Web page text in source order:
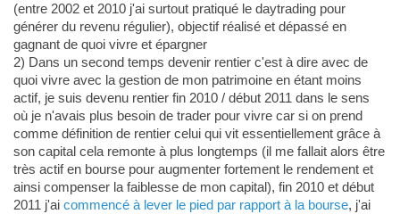
(entre 2002 et 2010 j'ai surtout pratiqué le daytrading pour
générer du revenu régulier), objectif réalisé et dépassé en
gagnant de quoi vivre et épargner
2) Dans un second temps devenir rentier c'est à dire avec de
quoi vivre avec la gestion de mon patrimoine en étant moins
actif, je suis devenu rentier fin 2010 / début 2011 dans le sens
où je n'avais plus besoin de trader pour vivre car si on prend
comme définition de rentier celui qui vit essentiellement grâce à
son capital cela remonte à plus longtemps (il me fallait alors être
très actif en bourse pour augmenter fortement le rendement et
ainsi compenser la faiblesse de mon capital), fin 2010 et début
2011 j'ai commencé à lever le pied par rapport à la bourse, j'ai